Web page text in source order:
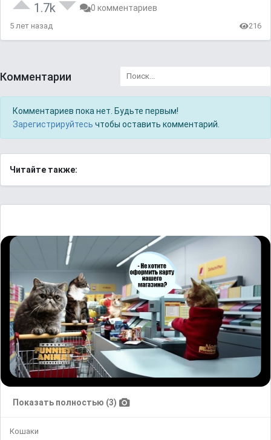
1.7k 0 комментариев
5 лет назад 216
Комментарии
Комментариев пока нет. Будьте первым!
Зарегистрируйтесь чтобы оставить комментарий.
Читайте также:
Показать полностью (3)
Кошаки